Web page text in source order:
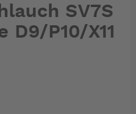
SV7S
D9/P10/X11